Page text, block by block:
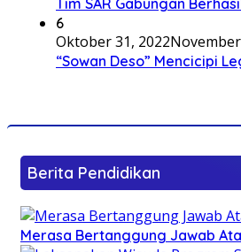
6
Oktober 31, 2022
“Sowan Deso” Mencicipi
Berita Pendidikan
Merasa Bertanggung Jawab